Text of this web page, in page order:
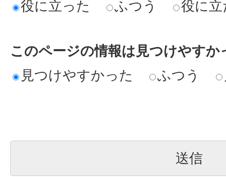
役に立った
ふつう 役に
このページの情報は見つけやすか
見つけやすかった
ふつう